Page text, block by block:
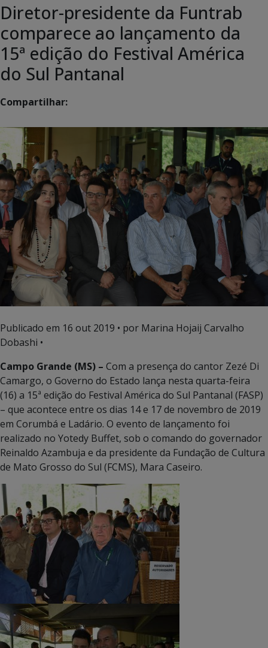
Diretor-presidente da Funtrab
comparece ao lançamento da
15ª edição do Festival América
do Sul Pantanal
Compartilhar:
Publicado em 16 out 2019 • por Marina Hojaij Carvalho
Dobashi •
Campo Grande (MS) – Com a presença do cantor Zezé Di
Camargo, o Governo do Estado lança nesta quarta-feira
(16) a 15ª edição do Festival América do Sul Pantanal (FASP)
– que acontece entre os dias 14 e 17 de novembro de 2019
em Corumbá e Ladário. O evento de lançamento foi
realizado no Yotedy Buffet, sob o comando do governador
Reinaldo Azambuja e da presidente da Fundação de Cultura
de Mato Grosso do Sul (FCMS), Mara Caseiro.